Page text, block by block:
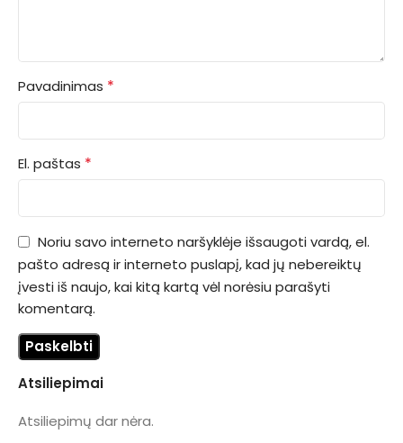
Atsiliepimai
Atsiliepimų dar nėra.
Pavadinimas *
El. paštas *
Noriu savo interneto naršyklėje išsaugoti vardą, el.
pašto adresą ir interneto puslapį, kad jų nebereiktų
įvesti iš naujo, kai kitą kartą vėl norėsiu parašyti
komentarą.